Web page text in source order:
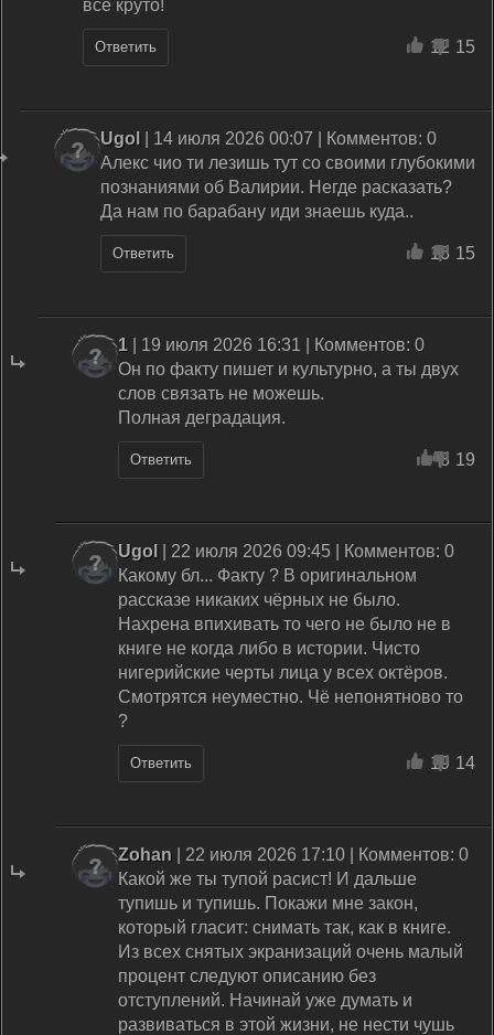
все круто!
Ответить 12 15
Ugol | 14 июля 2026 00:07 | Комментов: 0
Алекс чио ти лезишь тут со своими глубокими
познаниями об Валирии. Негде расказать?
Да нам по барабану иди знаешь куда..
Ответить 16 15
1 | 19 июля 2026 16:31 | Комментов: 0
Он по факту пишет и культурно, а ты двух
слов связать не можешь.
Полная деградация.
Ответить 8 19
Ugol | 22 июля 2026 09:45 | Комментов: 0
Какому бл... Факту ? В оригинальном
рассказе никаких чёрных не было.
Нахрена впихивать то чего не было не в
книге не когда либо в истории. Чисто
нигерийские черты лица у всех октёров.
Смотрятся неуместно. Чё непонятново то
?
Ответить 19 14
Zohan | 22 июля 2026 17:10 | Комментов: 0
Какой же ты тупой расист! И дальше
тупишь и тупишь. Покажи мне закон,
который гласит: снимать так, как в книге.
Из всех снятых экранизаций очень малый
процент следуют описанию без
отступлений. Начинай уже думать и
развиваться в этой жизни, не нести чушь